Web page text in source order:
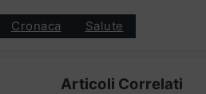
Cronaca Salute
Articoli Correlati